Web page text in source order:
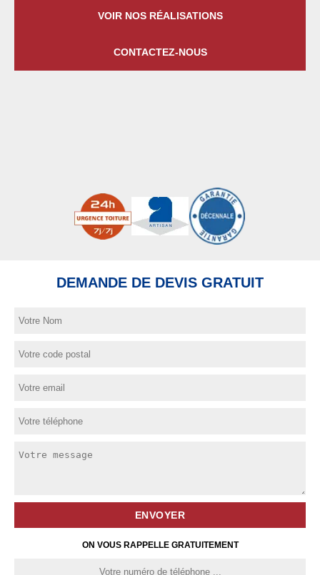
VOIR NOS RÉALISATIONS
CONTACTEZ-NOUS
DEMANDE DE DEVIS GRATUIT
ON VOUS RAPPELLE GRATUITEMENT